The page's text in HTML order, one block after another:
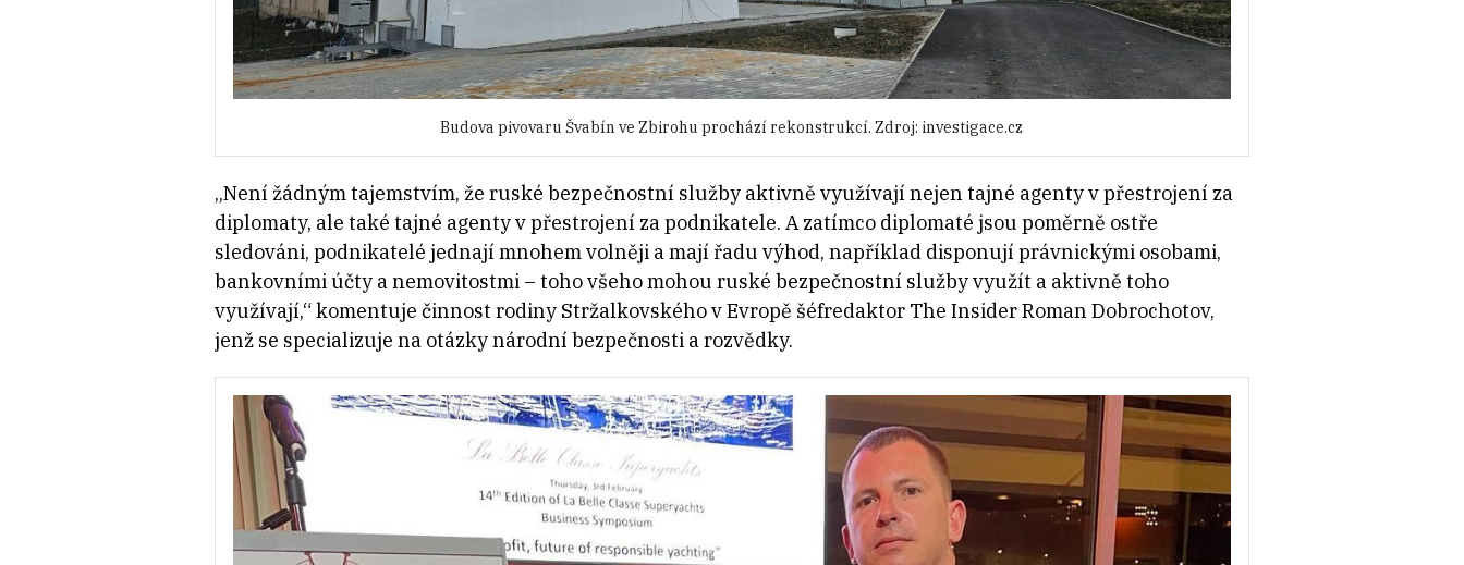
Budova pivovaru Švabín ve Zbirohu prochází rekonstrukcí. Zdroj: investigace.cz
„Není žádným tajemstvím, že ruské bezpečnostní služby aktivně využívají nejen tajné agenty v přestrojení za
diplomaty, ale také tajné agenty v přestrojení za podnikatele. A zatímco diplomaté jsou poměrně ostře
sledováni, podnikatelé jednají mnohem volněji a mají řadu výhod, například disponují právnickými osobami,
bankovními účty a nemovitostmi – toho všeho mohou ruské bezpečnostní služby využít a aktivně toho
využívají,“ komentuje činnost rodiny Stržalkovského v Evropě šéfredaktor The Insider Roman Dobrochotov,
jenž se specializuje na otázky národní bezpečnosti a rozvědky.